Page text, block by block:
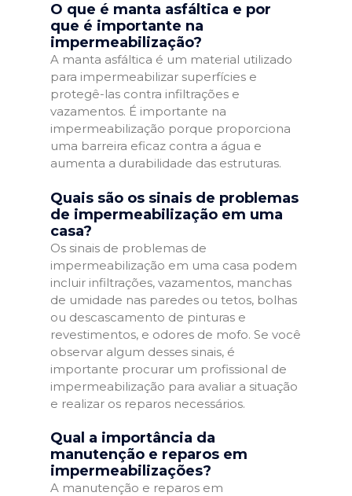
O que é manta asfáltica e por
que é importante na
impermeabilização?
A manta asfáltica é um material utilizado
para impermeabilizar superfícies e
protegê-las contra infiltrações e
vazamentos. É importante na
impermeabilização porque proporciona
uma barreira eficaz contra a água e
aumenta a durabilidade das estruturas.
Quais são os sinais de problemas
de impermeabilização em uma
casa?
Os sinais de problemas de
impermeabilização em uma casa podem
incluir infiltrações, vazamentos, manchas
de umidade nas paredes ou tetos, bolhas
ou descascamento de pinturas e
revestimentos, e odores de mofo. Se você
observar algum desses sinais, é
importante procurar um profissional de
impermeabilização para avaliar a situação
e realizar os reparos necessários.
Qual a importância da
manutenção e reparos em
impermeabilizações?
A manutenção e reparos em